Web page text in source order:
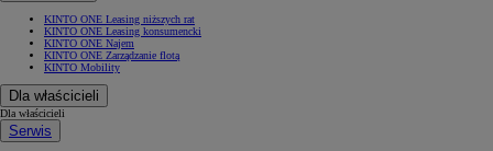
KINTO ONE Leasing niższych rat
KINTO ONE Leasing konsumencki
KINTO ONE Najem
KINTO ONE Zarządzanie flotą
KINTO Mobility
Dla właścicieli
Dla właścicieli
Serwis